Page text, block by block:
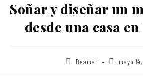
Soñar y diseñar un
desde una casa
Beamar mayo